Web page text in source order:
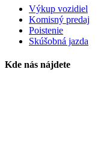
Výkup vozidiel
Komisný predaj
Poistenie
Skúšobná jazda
Kde nás nájdete